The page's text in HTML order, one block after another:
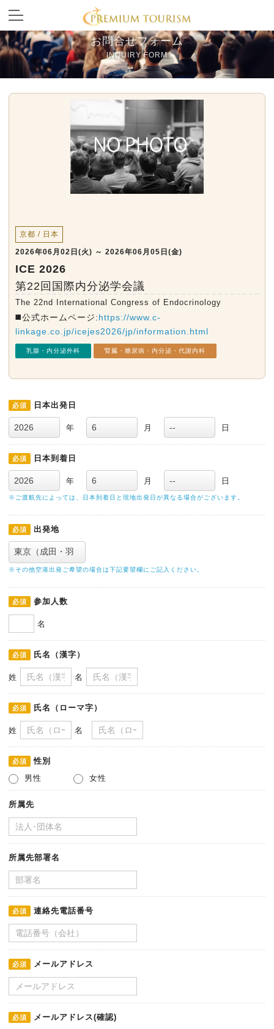
お問合せフォーム
INQUIRY FORM
京都 / 日本
2026年06月02日(火) ～ 2026年06月05日(金)
ICE 2026
第22回国際内分泌学会議
The 22nd International Congress of Endocrinology
◼️公式ホームページ:https://www.c-
linkage.co.jp/icejes2026/jp/information.html
乳腺・内分泌外科 腎臓・糖尿病・内分泌・代謝内科
必須 日本出発日
年 月 日
必須 日本到着日
年 月 日
※ご渡航先によっては、日本到着日と現地出発日が異なる場合がございます。
必須 出発地
※その他空港出発ご希望の場合は下記要望欄にご記入ください。
必須 参加人数
名
必須 氏名（漢字）
姓 名
必須 氏名（ローマ字）
姓 名
必須
性別
男性
女性
所属先
所属先部署名
必須 連絡先電話番号
必須 メールアドレス
必須 メールアドレス(確認)